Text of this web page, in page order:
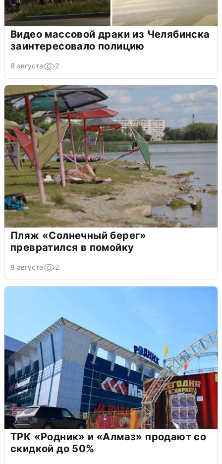
Видео массовой драки из Челябинска
заинтересовало полицию
8 августа 2
Пляж «Солнечный берег»
превратился в помойку
8 августа 2
ТРК «Родник» и «Алмаз» продают со
скидкой до 50%